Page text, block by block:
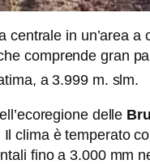
in un’area
comprende gran
a 3.999 m. slm.
delle
Il clima è temperato
fino a 3.000 mm